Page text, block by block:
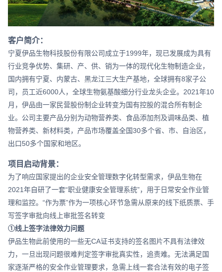
客户简介：
宁夏伊品生物科技股份有限公司成立于1999年，现已发展成为具有
行业竞争优势、集研、产、供、销为一体的现代化生物制造企业，
国内拥有宁夏、内蒙古、黑龙江三大生产基地，全球拥有8家子公
司，员工近6000人，全球生物氨基酸细分行业龙头企业。2021年10
月，伊品由一家民营股份制企业转变为国有控股的混合所有制企
业。公司主要产品分别为动物营养类、食品添加剂及调味品类、植
物营养类、新材料类，产品市场覆盖全国30多个省、市、自治区，
出口50多个国家和地区。
项目启动背景：
为了响应国家提出的企业安全管理数字化转型需求，伊品生物在
2021年自研了一套“职业健康安全管理系统”，用于日常安全作业管
理和监控。“作为票”作为一项核心环节急需从原来的线下纸质票、手
写签字审批向线上审批签名转变
①线上签字法律效力问题
伊品生物此前使用的一些无CA证书支持的签名图片不具有法律效
力，一旦出现问题很难判定签字审批真实性，追责难。无法满足国
家逐渐严格的安全作业管理要求，急需上线一套合法有效的电子签